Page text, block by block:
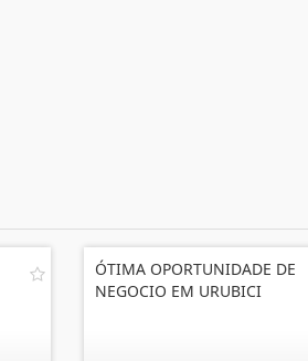
ÓTIMA OPORTUNIDADE DE
NEGOCIO EM URUBICI